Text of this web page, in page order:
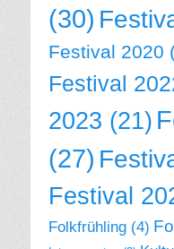
(30)
Festival 2020
Festival
2023 (21)
(27)
Festival
Folkfrühling (4)